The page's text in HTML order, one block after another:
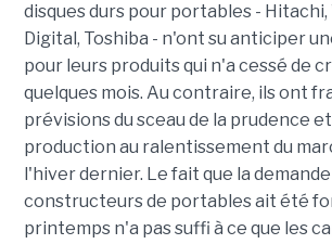
disques durs pour portables -
Digital, Toshiba - n'ont su anticiper
pour leurs produits qui n'a cessé de
quelques mois. Au contraire, ils ont
prévisions du sceau de la prudence
production au ralentissement du
l'hiver dernier. Le fait que la
constructeurs de portables ait été
printemps n'a pas suffi à ce que les